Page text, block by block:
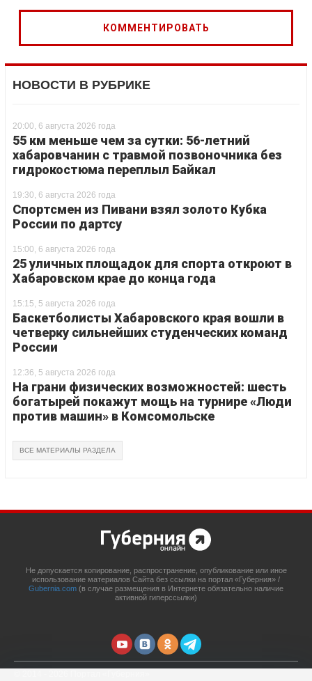
НОВОСТИ В РУБРИКЕ
20:00, 6 августа 2026 года
55 км меньше чем за сутки: 56-летний
хабаровчанин с травмой позвоночника без
гидрокостюма переплыл Байкал
19:30, 6 августа 2026 года
Спортсмен из Пивани взял золото Кубка
России по дартсу
15:00, 6 августа 2026 года
25 уличных площадок для спорта откроют в
Хабаровском крае до конца года
15:15, 5 августа 2026 года
Баскетболисты Хабаровского края вошли в
четверку сильнейших студенческих команд
России
12:36, 5 августа 2026 года
На грани физических возможностей: шесть
богатырей покажут мощь на турнире «Люди
против машин» в Комсомольске
ВСЕ МАТЕРИАЛЫ РАЗДЕЛА
Не допускается копирование, распространение, опубликование или иное
использование материалов Сайта без ссылки на портал «Губерния» /
Gubernia.com (в случае размещения в Интернете обязательно наличие
активной гиперссылки)